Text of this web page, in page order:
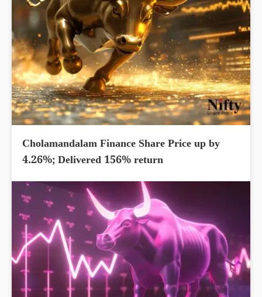
Cholamandalam Finance Share Price up by
4.26%; Delivered 156% return